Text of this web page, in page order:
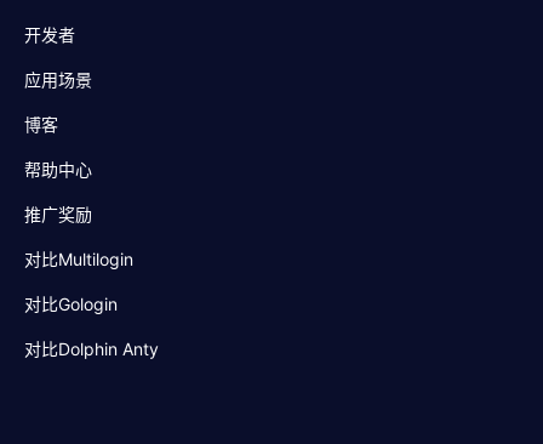
开发者
应用场景
博客
帮助中心
推广奖励
对比Multilogin
对比Gologin
对比Dolphin Anty